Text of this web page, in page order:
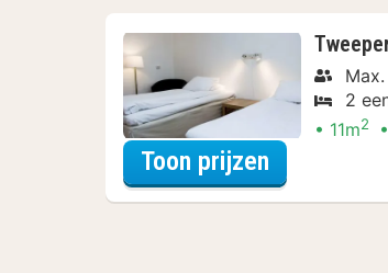
2
11m2
Toon prijzen